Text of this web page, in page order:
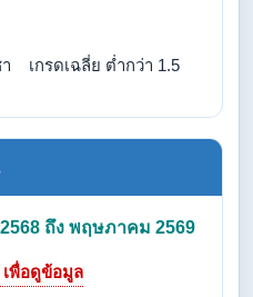
เกรดเฉลี่ย ต่ำกว่า 1.5
ถึง พฤษภาคม 2569
พื่อดูข้อมูล